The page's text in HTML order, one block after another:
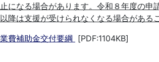
なる場合があります。令和８年度の申
は支援が受けられなくなる場合がある
費補助金交付要綱 [PDF:1104KB]